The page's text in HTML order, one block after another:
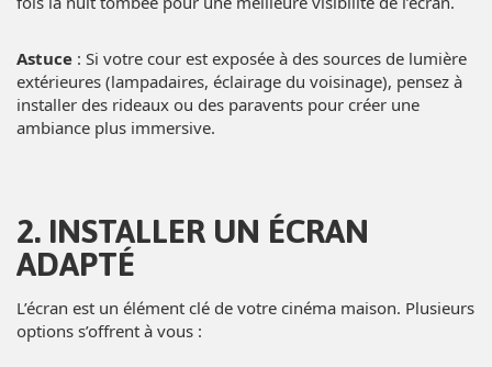
Astuce : Si votre cour est exposée à des sources de lumière
extérieures (lampadaires, éclairage du voisinage), pensez à
installer des rideaux ou des paravents pour créer une
ambiance plus immersive.
2. INSTALLER UN ÉCRAN
ADAPTÉ
L’écran est un élément clé de votre cinéma maison. Plusieurs
options s’offrent à vous :